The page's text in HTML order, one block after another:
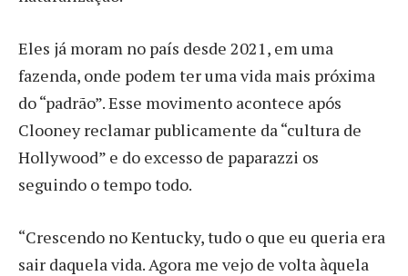
Eles já moram no país desde 2021, em uma
fazenda, onde podem ter uma vida mais próxima
do “padrão”. Esse movimento acontece após
Clooney reclamar publicamente da “cultura de
Hollywood” e do excesso de paparazzi os
seguindo o tempo todo.
“Crescendo no Kentucky, tudo o que eu queria era
sair daquela vida. Agora me vejo de volta àquela